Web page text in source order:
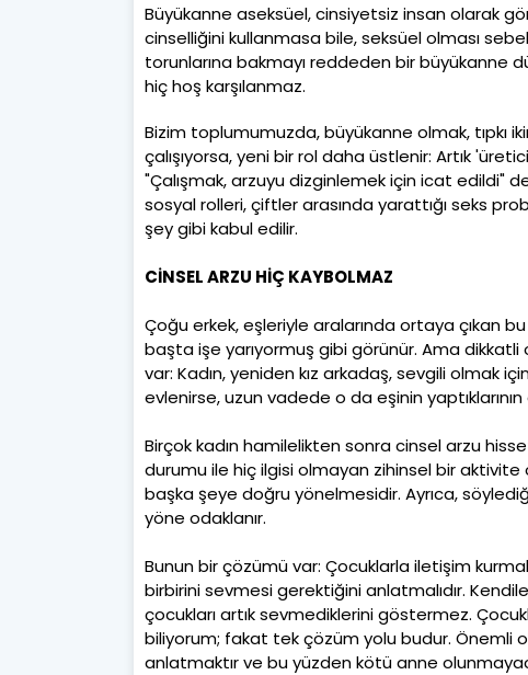
Büyükanne aseksüel, cinsiyetsiz insan olarak
cinselliğini kullanmasa bile, seksüel olması
torunlarına bakmayı reddeden bir büyükanne
hiç hoş karşılanmaz.
Bizim toplumumuzda, büyükanne olmak, tıpkı
çalışıyorsa, yeni bir rol daha üstlenir: Artık
"Çalışmak, arzuyu dizginlemek için icat edildi"
sosyal rolleri, çiftler arasında yarattığı seks
şey gibi kabul edilir.
CİNSEL ARZU HİÇ KAYBOLMAZ
Çoğu erkek, eşleriyle aralarında ortaya çıkan
başta işe yarıyormuş gibi görünür. Ama dikkatli
var: Kadın, yeniden kız arkadaş, sevgili olmak
evlenirse, uzun vadede o da eşinin yaptıklarının
Birçok kadın hamilelikten sonra cinsel arzu
durumu ile hiç ilgisi olmayan zihinsel bir aktivite
başka şeye doğru yönelmesidir. Ayrıca,
yöne odaklanır.
Bunun bir çözümü var: Çocuklarla iletişim
birbirini sevmesi gerektiğini anlatmalıdır.
çocukları artık sevmediklerini göstermez.
biliyorum; fakat tek çözüm yolu budur. Önemli
anlatmaktır ve bu yüzden kötü anne